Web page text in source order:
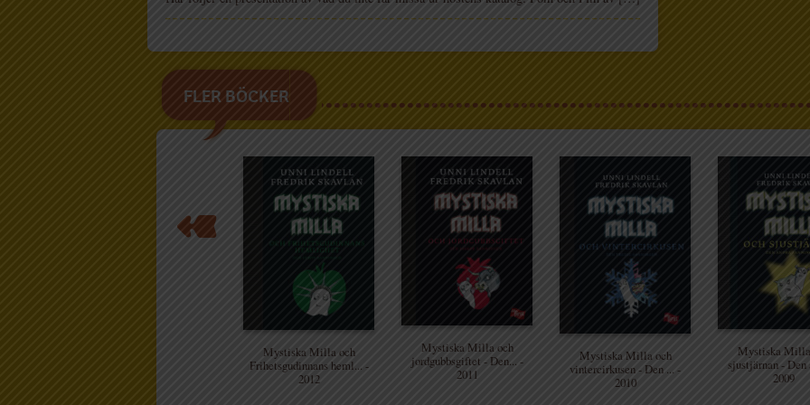
FLER BÖCKER
Mystiska Milla och
Frihetsgudinnans heml... -
2012
Mystiska Milla och
jordgubbsgiftet - Den... -
2011
Mystiska Milla och
vintercirkusen - Den ... -
2010
Mystiska
sjustjärnan - Den
2009